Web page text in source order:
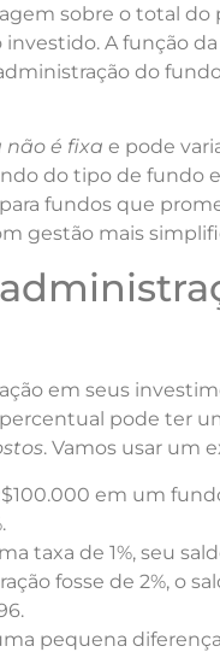
sobre o total
A função
do
não é fixa e pode
do tipo de fundo
fundos que
gestão mais
em seus
pode ter
. Vamos usar um
em um
taxa de 1%, seu
fosse de 2%, o
pequena